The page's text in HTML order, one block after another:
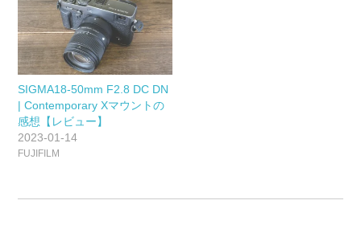
SIGMA18-50mm F2.8 DC DN
| Contemporary Xマウントの
感想【レビュー】
2023-01-14
FUJIFILM